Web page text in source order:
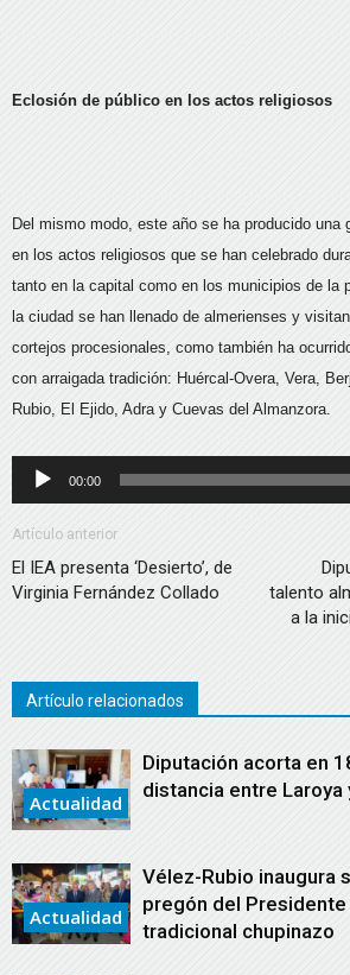
Eclosión de público en los actos religiosos
Del mismo modo, este año se ha producido una
en los actos religiosos que se han celebrado
tanto en la capital como en los municipios de la
la ciudad se han llenado de almerienses y
cortejos procesionales, como también ha
con arraigada tradición: Huércal-Overa, Vera,
Rubio, El Ejido, Adra y Cuevas del Almanzora.
Reproductor
de
audio
00:00
Artículo anterior
El IEA presenta ‘Desierto’, de
Virginia Fernández Collado
talento
a la
Artículo relacionados
Actualidad
Diputación acorta en
distancia entre Laroya
Actualidad
Vélez-Rubio inaugura
pregón del
tradicional chupinazo